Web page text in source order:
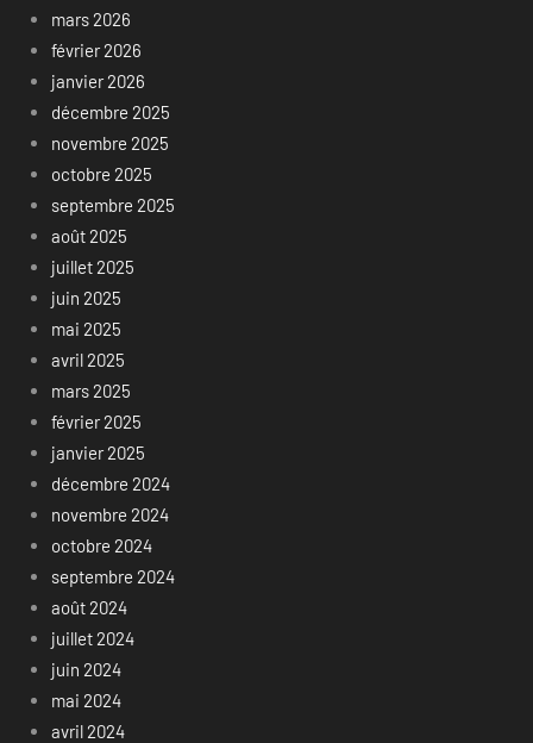
mars 2026
février 2026
janvier 2026
décembre 2025
novembre 2025
octobre 2025
septembre 2025
août 2025
juillet 2025
juin 2025
mai 2025
avril 2025
mars 2025
février 2025
janvier 2025
décembre 2024
novembre 2024
octobre 2024
septembre 2024
août 2024
juillet 2024
juin 2024
mai 2024
avril 2024